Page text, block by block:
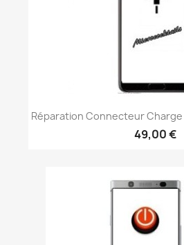
Réparation Connecteur Charge
49,00 €